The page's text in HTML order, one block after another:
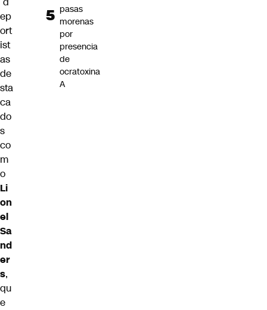
ep
ort
ist
as
de
sta
ca
do
s
co
m
o
Li
on
el
Sa
nd
er
s,
qu
e
pasas
morenas
por
presencia
de
ocratoxina
A